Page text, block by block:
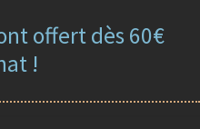
offert dès 60€
!